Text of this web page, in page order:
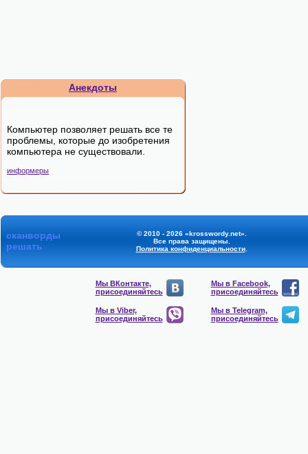
Анекдоты
Компьютер позволяет решать все те
проблемы, которые до изобретения
компьютера не существовали.
информеры
сканворды
решать
© 2010 - 2026 «krosswordy.net».
Все права защищены.
Политика конфиденциальности.
Мы ВКонтакте,
присоединяйтесь
Мы в Facebook,
присоединяйтесь
Мы в Viber,
присоединяйтесь
Мы в Telegram,
присоединяйтесь